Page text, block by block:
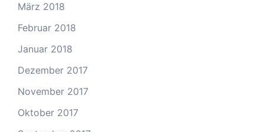
März 2018
Februar 2018
Januar 2018
Dezember 2017
November 2017
Oktober 2017